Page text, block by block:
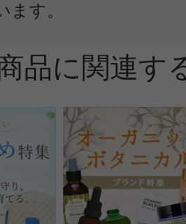
投稿すると1 商品に
ます。
品に関連す